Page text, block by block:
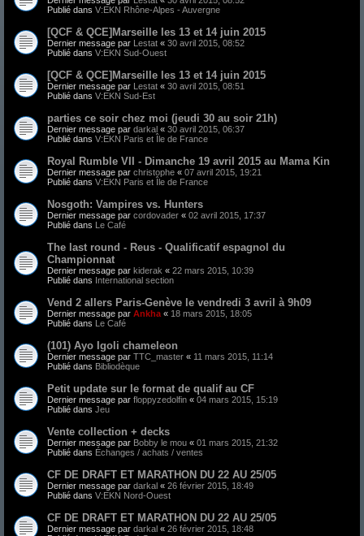
Publié dans V:EKN Rhône-Alpes - Auvergne
[QCF & QCE]Marseille les 13 et 14 juin 2015
Dernier message par Lestat « 30 avril 2015, 08:52
Publié dans V:EKN Sud-Ouest
[QCF & QCE]Marseille les 13 et 14 juin 2015
Dernier message par Lestat « 30 avril 2015, 08:51
Publié dans V:EKN Sud-Est
parties ce soir chez moi (jeudi 30 au soir 21h)
Dernier message par darkal « 30 avril 2015, 06:37
Publié dans V:EKN Paris et Île de France
Royal Rumble VII - Dimanche 19 avril 2015 au Mama Kin
Dernier message par christophe « 07 avril 2015, 19:21
Publié dans V:EKN Paris et Île de France
Nosgoth: Vampires vs. Hunters
Dernier message par cordovader « 02 avril 2015, 17:37
Publié dans Le Café
The last round - Reus - Qualificatif espagnol du
Championnat
Dernier message par kiderak « 22 mars 2015, 10:39
Publié dans International section
Vend 2 allers Paris-Genève le vendredi 3 avril à 9h09
Dernier message par Ankha « 18 mars 2015, 18:05
Publié dans Le Café
(101) Ayo Igoli chameleon
Dernier message par TTC_master « 11 mars 2015, 11:14
Publié dans Bibliodèque
Petit update sur le format de qualif au CF
Dernier message par floppyzedolfin « 04 mars 2015, 15:19
Publié dans Jeu
Vente collection + decks
Dernier message par Bobby le mou « 01 mars 2015, 21:32
Publié dans Échanges / achats / ventes
CF DE DRAFT ET MARATHON DU 22 AU 25/05
Dernier message par darkal « 26 février 2015, 18:49
Publié dans V:EKN Nord-Ouest
CF DE DRAFT ET MARATHON DU 22 AU 25/05
Dernier message par darkal « 26 février 2015, 18:48